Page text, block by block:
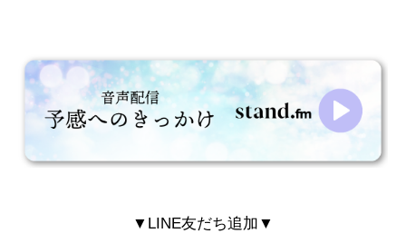
▼LINE友だち追加▼